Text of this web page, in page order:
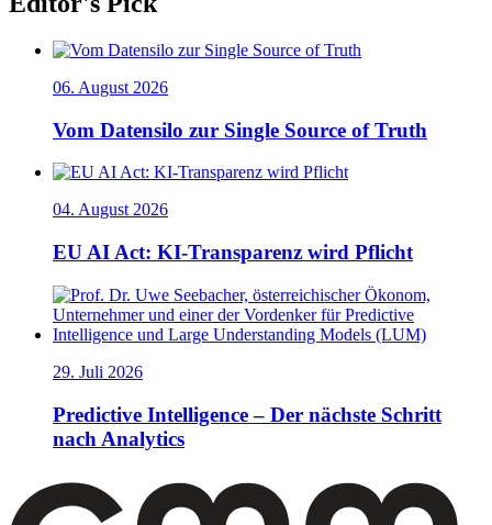
06. August 2026
Vom Datensilo zur Single Source of Truth
04. August 2026
EU AI Act: KI-Transparenz wird Pflicht
29. Juli 2026
Predictive Intelligence – Der nächste Schritt
nach Analytics